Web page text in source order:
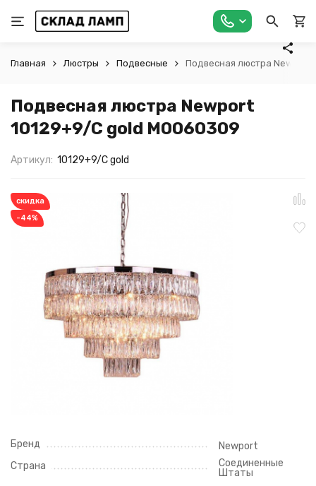
Главная Люстры Подвесные Подвесная люстра Newport
Подвесная люстра Newport
10129+9/C gold М0060309
Артикул: 10129+9/C gold
скидка
-44%
Бренд
Newport
Страна
Соединенные
Штаты